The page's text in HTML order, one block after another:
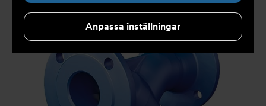
Anpassa inställningar